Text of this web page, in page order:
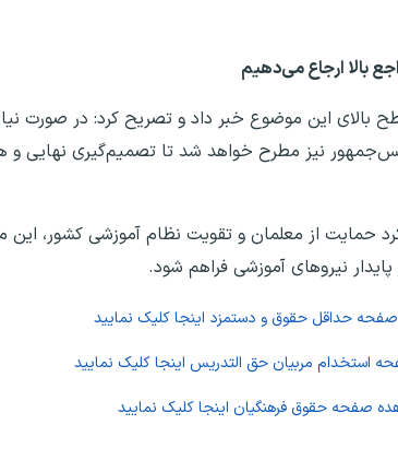
بالا ارجاع می‌دهیم
این موضوع خبر داد و تصریح کرد: در صورت
نیز مطرح خواهد شد تا تصمیم‌گیری
حمایت از معلمان و تقویت نظام آموزشی کشور،
نیرو‌های آموزشی فراهم شود.
صفحه حداقل حقوق و دستمزد اینجا کلیک نمایید
استخدام مربیان حق التدریس اینجا کلیک نمایید
صفحه حقوق فرهنگیان اینجا کلیک نمایید